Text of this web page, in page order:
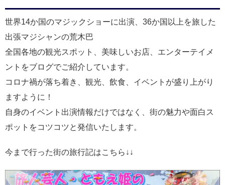
世界14か国のマジックショーに出演、36か国以上を旅した
出張マジシャンの荒木巴
全国各地の観光スポット、美味しいお店、エンターテイメ
ントをブログでご紹介しています。
コロナ禍が落ち着き、観光、飲食、イベントが盛り上がり
ますように！
自身のイベント出演情報だけではなく、街の魅力や面白ス
ポットをコツコツと発信いたします。
今まで行った街の旅行記はこちら↓↓